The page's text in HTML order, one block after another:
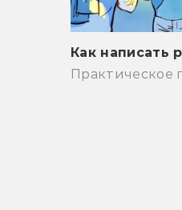
Как написать
Практическое